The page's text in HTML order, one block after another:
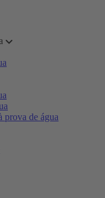
prova de água